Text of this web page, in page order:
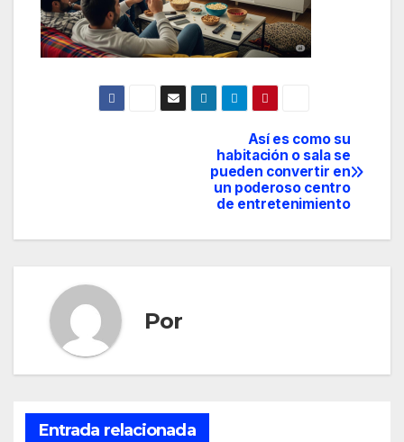
Así es como su
habitación o sala se
pueden convertir en
un poderoso centro
de entretenimiento
Por
Entrada relacionada